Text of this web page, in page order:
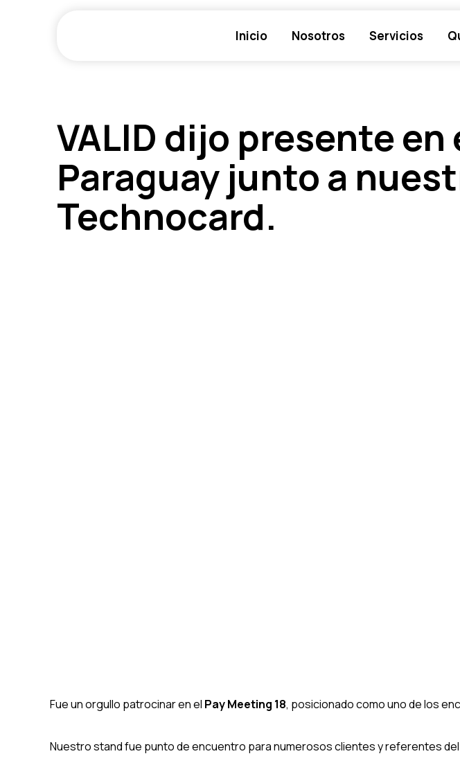
Inicio Nosotros Servicios
VALID dijo presente en
Paraguay junto a
Technocard.
Fue un orgullo patrocinar en el Pay Meeting 18, posicionado como uno de los
Nuestro stand fue punto de encuentro para numerosos clientes y referentes